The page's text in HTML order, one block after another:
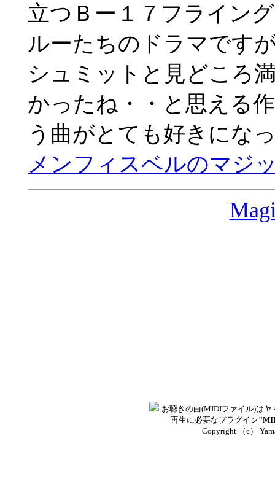
立つＢー１７フライン
ルーたちのドラマです
シュミットと見どころ
かったね・・と思える
う曲がとても好きにな
メンフィスベルのマジ
お聴きの曲(MIDIファイル)は
再生に必要なプラグイン
Copyright （c）